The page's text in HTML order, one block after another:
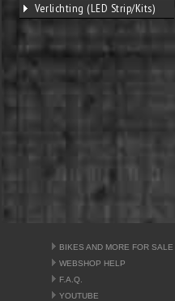
Verlichting (LED Strip/Kits)
BIKES AND MORE FOR SALE
WEBSHOP HELP
F.A.Q.
YOUTUBE